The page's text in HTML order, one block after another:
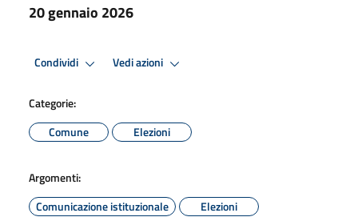
20 gennaio 2026
Condividi Vedi azioni
Categorie:
Comune
Elezioni
Argomenti:
Comunicazione istituzionale
Elezioni